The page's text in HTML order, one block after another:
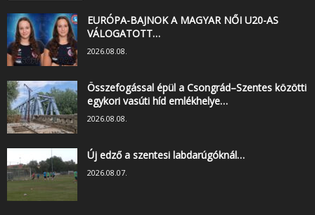
EURÓPA-BAJNOK A MAGYAR NŐI U20-AS
VÁLOGATOTT…
2026.08.08.
Összefogással épül a Csongrád–Szentes közötti
egykori vasúti híd emlékhelye…
2026.08.08.
Új edző a szentesi labdarúgóknál…
2026.08.07.